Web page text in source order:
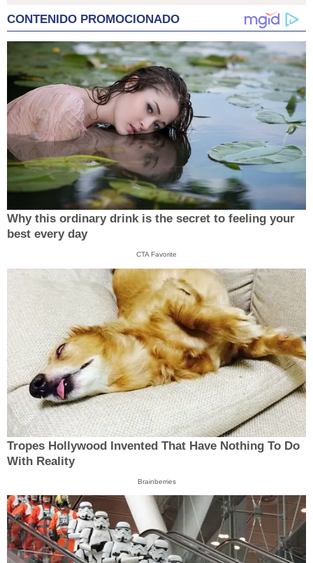
CONTENIDO PROMOCIONADO
Why this ordinary drink is the secret to feeling your
best every day
CTA Favorite
Tropes Hollywood Invented That Have Nothing To Do
With Reality
Brainberries